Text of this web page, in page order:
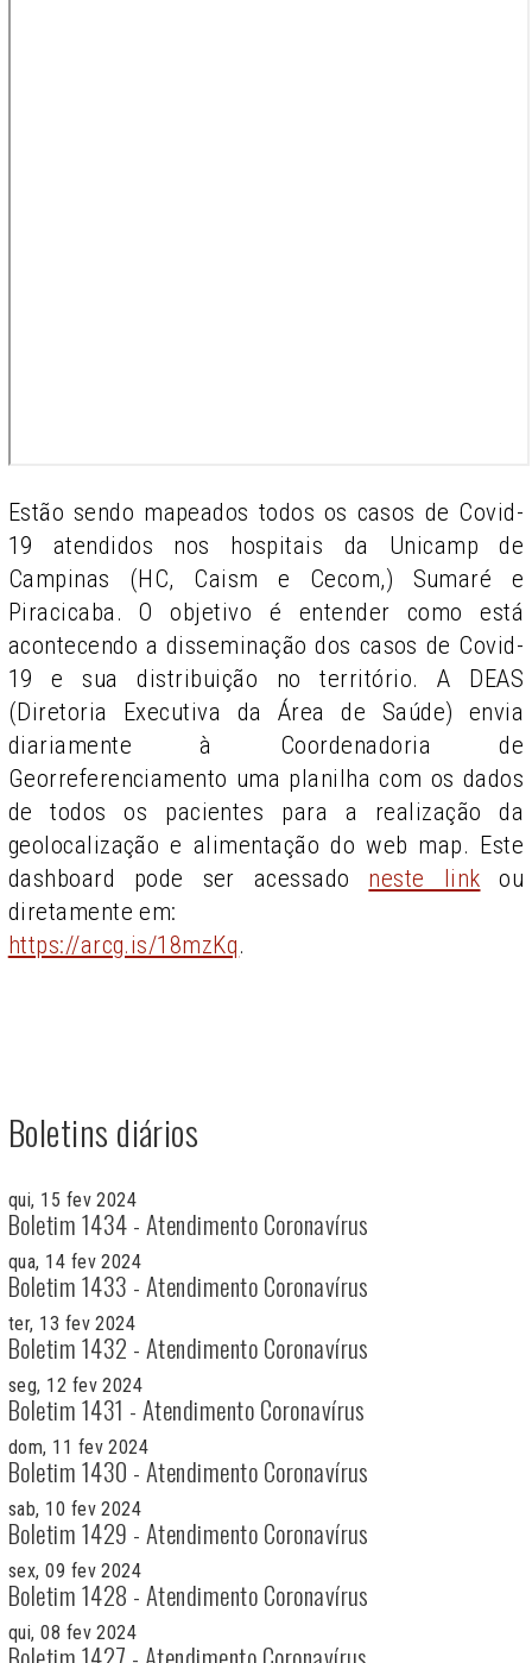
Estão sendo mapeados todos os casos de Covid-
19 atendidos nos hospitais da Unicamp de
Campinas (HC, Caism e Cecom,) Sumaré e
Piracicaba. O objetivo é entender como está
acontecendo a disseminação dos casos de Covid-
19 e sua distribuição no território. A DEAS
(Diretoria Executiva da Área de Saúde) envia
diariamente à Coordenadoria de
Georreferenciamento uma planilha com os dados
de todos os pacientes para a realização da
geolocalização e alimentação do web map. Este
dashboard pode ser acessado neste link ou
diretamente em:
https://arcg.is/18mzKq.
Boletins diários
qui, 15 fev 2024
Boletim 1434 - Atendimento Coronavírus
qua, 14 fev 2024
Boletim 1433 - Atendimento Coronavírus
ter, 13 fev 2024
Boletim 1432 - Atendimento Coronavírus
seg, 12 fev 2024
Boletim 1431 - Atendimento Coronavírus
dom, 11 fev 2024
Boletim 1430 - Atendimento Coronavírus
sab, 10 fev 2024
Boletim 1429 - Atendimento Coronavírus
sex, 09 fev 2024
Boletim 1428 - Atendimento Coronavírus
qui, 08 fev 2024